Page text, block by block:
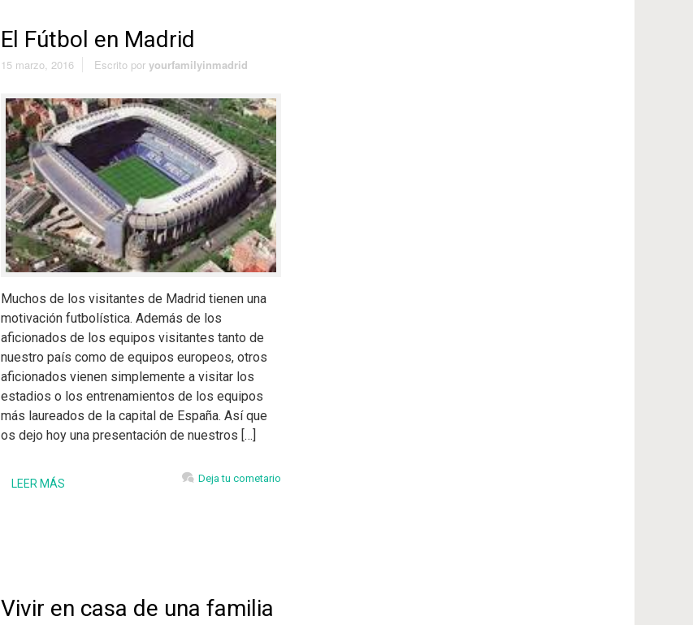
El Fútbol en Madrid
15 marzo, 2016 Escrito por yourfamilyinmadrid
Muchos de los visitantes de Madrid tienen una
motivación futbolística. Además de los
aficionados de los equipos visitantes tanto de
nuestro país como de equipos europeos, otros
aficionados vienen simplemente a visitar los
estadios o los entrenamientos de los equipos
más laureados de la capital de España. Así que
os dejo hoy una presentación de nuestros […]
LEER MÁS Deja tu cometario
Vivir en casa de una familia